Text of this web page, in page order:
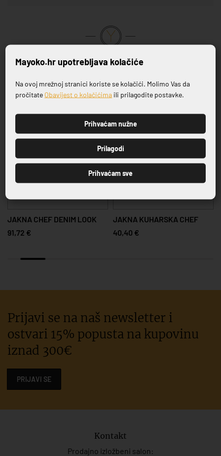
Povezani proizvodi
JAKNA CHEF DENIM LOOK
91,72 €
JAKNA KUHARSKA CHEF
40,40 €
Prijavi se na naš newsletter i
ostvari 15% popusta na kupovinu
iznad 300€
PRIJAVI SE
Kontakt
Prodajno izložbeni salon:
Prijavite se na naš newsletter
PRIJAVI SE
Mayoko.hr upotrebljava kolačiće
Na ovoj mrežnoj stranici koriste se kolačići. Molimo Vas da
pročitate Obavijest o kolačićima ili prilagodite postavke.
Prihvaćam nužne
Prilagodi
Prihvaćam sve